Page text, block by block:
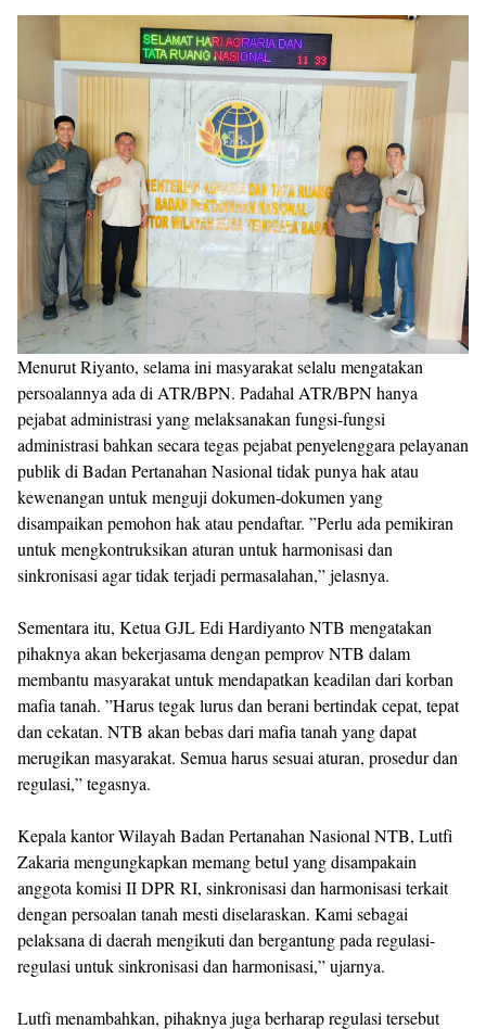
Menurut Riyanto, selama ini masyarakat selalu mengatakan
persoalannya ada di ATR/BPN. Padahal ATR/BPN hanya
pejabat administrasi yang melaksanakan fungsi-fungsi
administrasi bahkan secara tegas pejabat penyelenggara pelayanan
publik di Badan Pertanahan Nasional tidak punya hak atau
kewenangan untuk menguji dokumen-dokumen yang
disampaikan pemohon hak atau pendaftar. ”Perlu ada pemikiran
untuk mengkontruksikan aturan untuk harmonisasi dan
sinkronisasi agar tidak terjadi permasalahan,” jelasnya.
Sementara itu, Ketua GJL Edi Hardiyanto NTB mengatakan
pihaknya akan bekerjasama dengan pemprov NTB dalam
membantu masyarakat untuk mendapatkan keadilan dari korban
mafia tanah. ”Harus tegak lurus dan berani bertindak cepat, tepat
dan cekatan. NTB akan bebas dari mafia tanah yang dapat
merugikan masyarakat. Semua harus sesuai aturan, prosedur dan
regulasi,” tegasnya.
Kepala kantor Wilayah Badan Pertanahan Nasional NTB, Lutfi
Zakaria mengungkapkan memang betul yang disampakain
anggota komisi II DPR RI, sinkronisasi dan harmonisasi terkait
dengan persoalan tanah mesti diselaraskan. Kami sebagai
pelaksana di daerah mengikuti dan bergantung pada regulasi-
regulasi untuk sinkronisasi dan harmonisasi,” ujarnya.
Lutfi menambahkan, pihaknya juga berharap regulasi tersebut